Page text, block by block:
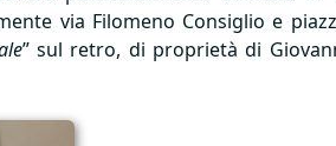
via Filomeno Consiglio e
” sul retro, di proprietà di